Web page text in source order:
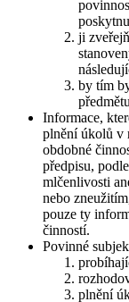
ji
by tím
Informace,
plnění úkolů v
obdobné
předpisu,
mlčenlivosti
nebo
pouze ty
činností.
Povinné
plnění